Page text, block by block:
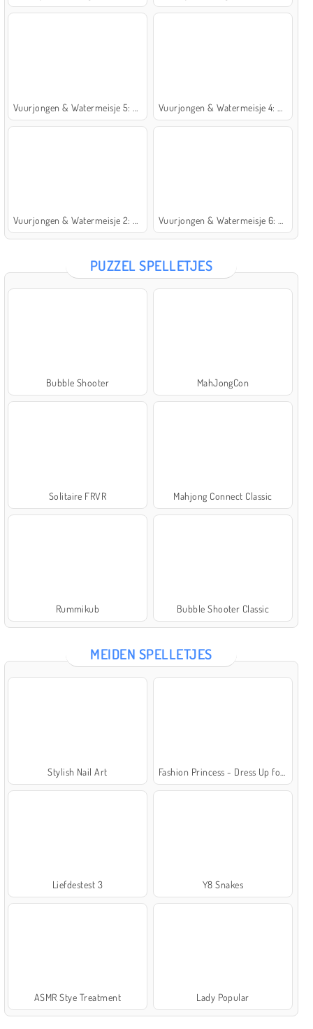
PUZZEL SPELLETJES
Bubble Shooter MahJongCon
Solitaire FRVR Mahjong Connect Classic
Rummikub Bubble Shooter Classic
MEIDEN SPELLETJES
Stylish Nail Art
Liefdestest 3 Y8 Snakes
ASMR Stye Treatment Lady Popular